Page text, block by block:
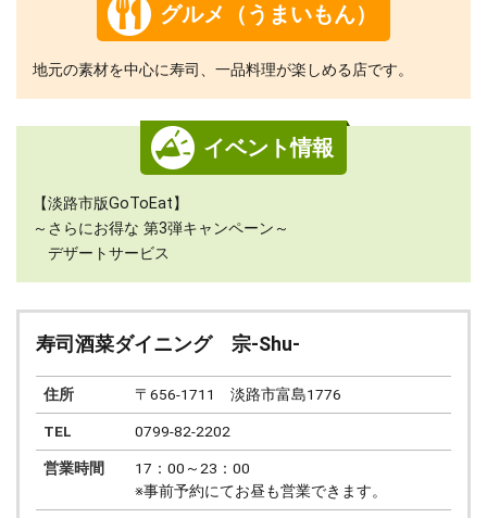
グルメ（うまいもん）
地元の素材を中心に寿司、一品料理が楽しめる店です。
イベント情報
【淡路市版GoToEat】
～さらにお得な 第3弾キャンペーン～
デザートサービス
寿司酒菜ダイニング 宗-Shu-
住所 〒656-1711 淡路市富島1776
TEL 0799-82-2202
営業時間
17：00～23：00
※事前予約にてお昼も営業できます。